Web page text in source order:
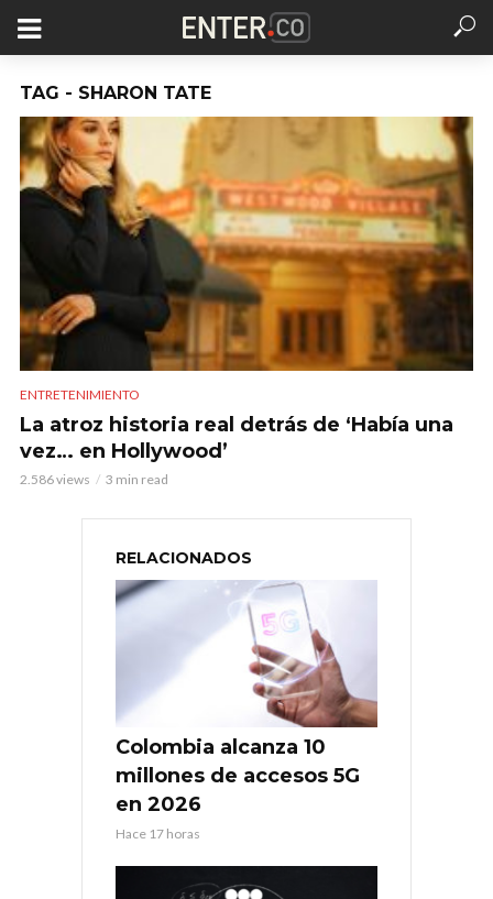
TAG - SHARON TATE
ENTRETENIMIENTO
La atroz historia real detrás de ‘Había una
vez… en Hollywood’
2.586 views 3 min read
RELACIONADOS
Colombia alcanza 10
millones de accesos 5G
en 2026
Hace 17 horas